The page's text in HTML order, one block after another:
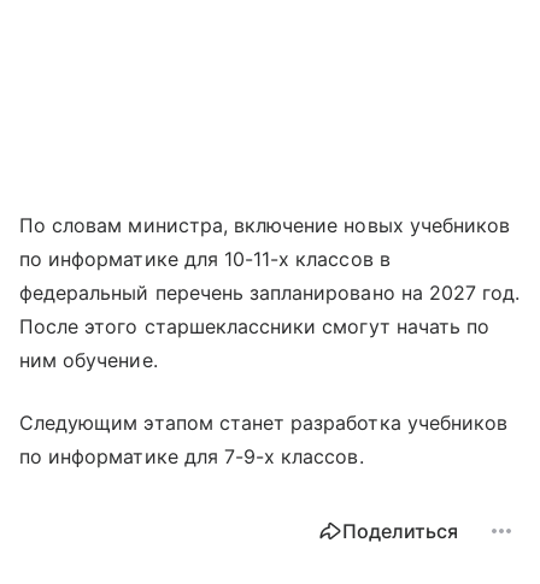
По словам министра, включение новых учебников
по информатике для 10-11-х классов в
федеральный перечень запланировано на 2027 год.
После этого старшеклассники смогут начать по
ним обучение.
Следующим этапом станет разработка учебников
по информатике для 7-9-х классов.
Поделиться